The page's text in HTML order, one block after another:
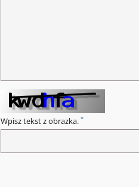
Wpisz tekst z obrazka. *